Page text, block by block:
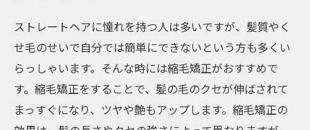
ストレートヘアに憧れを持つ人は多いですが、髪質やく
せ毛のせいで自分では簡単にできないという方も多くい
らっしゃいます。そんな時には縮毛矯正がおすすめで
す。縮毛矯正をすることで、髪の毛のクセが伸ばされて
まっすぐになり、ツヤや艶もアップします。縮毛矯正の